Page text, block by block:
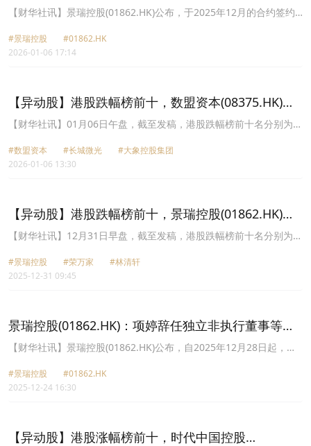
9.33亿元
【财华社讯】景瑞控股(01862.HK)公布，于2025年12月的合约签约
同)，合同销售面积约为4750平方米，合同销售均价约12,027元/平方
米。截至2025年12月31日止十二个月，集团累计合约签约销售额(连
#景瑞控股
#01862.HK
2026-01-06 17:14
【异动股】港股跌幅榜前十，数盟资本(08375.HK)跌
18.18%，长城微光(08286.HK)跌16.19%
【财华社讯】01月06日午盘，截至发稿，港股跌幅榜前十名分别为数
大象控股集团(08635.HK)跌幅15.00%、宏强控股(08262.HK)跌幅
13.79%、景瑞控股(01862.HK)跌幅13.33%、天业节水(00840.HK)跌
BUILDERS(01903.HK)跌幅10.20%。
#数盟资本 #长城微光
#大象控股集团
2026-01-06 13:30
【异动股】港股跌幅榜前十，景瑞控股(01862.HK)跌
6.67%，荣万家(02146.HK)跌6.16%
【财华社讯】12月31日早盘，截至发稿，港股跌幅榜前十名分别为景
轩(02657.HK)跌幅5.88%、中天湖南集团(02433.HK)跌幅5.19%、新
龙移动(01362.HK)跌幅5.17%、信越控股(06038.HK)跌幅4.88%、普
#景瑞控股 #荣万家
#林清轩
2025-12-31 09:45
景瑞控股(01862.HK)：项婷辞任独立非执行董事等职
务
【财华社讯】景瑞控股(01862.HK)公布，自2025年12月28日起，项
审核委员会主席职务、薪酬委员会、提名委员会委员职务。
#景瑞控股
#01862.HK
2025-12-24 16:30
【异动股】港股涨幅榜前十，时代中国控股